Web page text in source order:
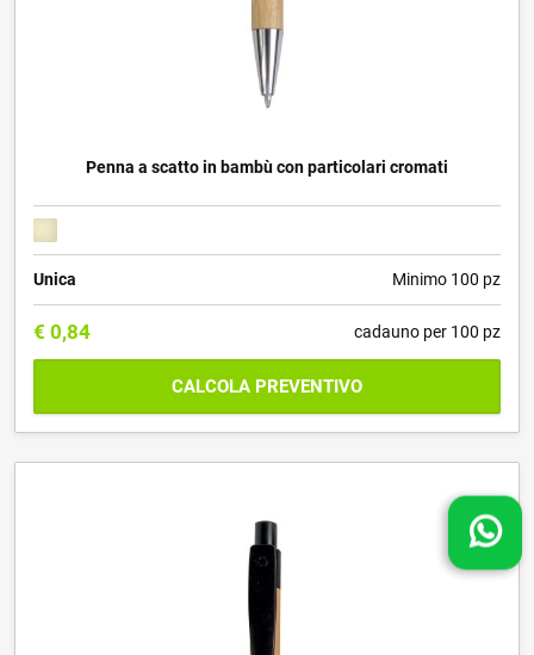
Penna a scatto in bambù con particolari cromati
Unica Minimo 100 pz
€ 0,84 cadauno per 100 pz
CALCOLA PREVENTIVO